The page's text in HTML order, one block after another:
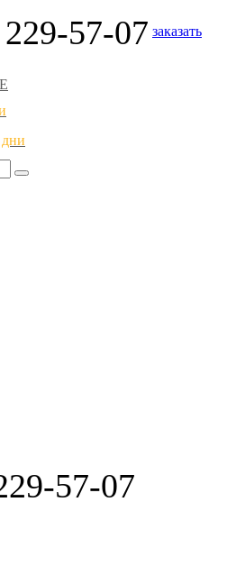
57-07 заказать
57-07